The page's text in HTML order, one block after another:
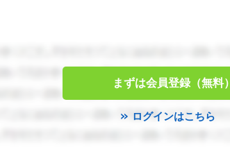
まずは会員登録（無料）
ログインはこちら